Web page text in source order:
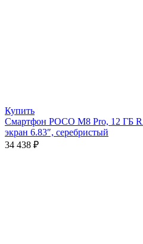
Купить
Смартфон POCO M8 Pro, 12 ГБ
экран 6.83″, серебристый
34 438 ₽